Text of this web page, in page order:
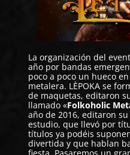
La organización del
año por bandas
poco a poco un hueco
metalera. LÈPOKA se
de maquetas, editaron
llamado «Folkoholic
año de 2016, editaron
estudio, que llevó por
títulos ya podéis
divertida y que hablan